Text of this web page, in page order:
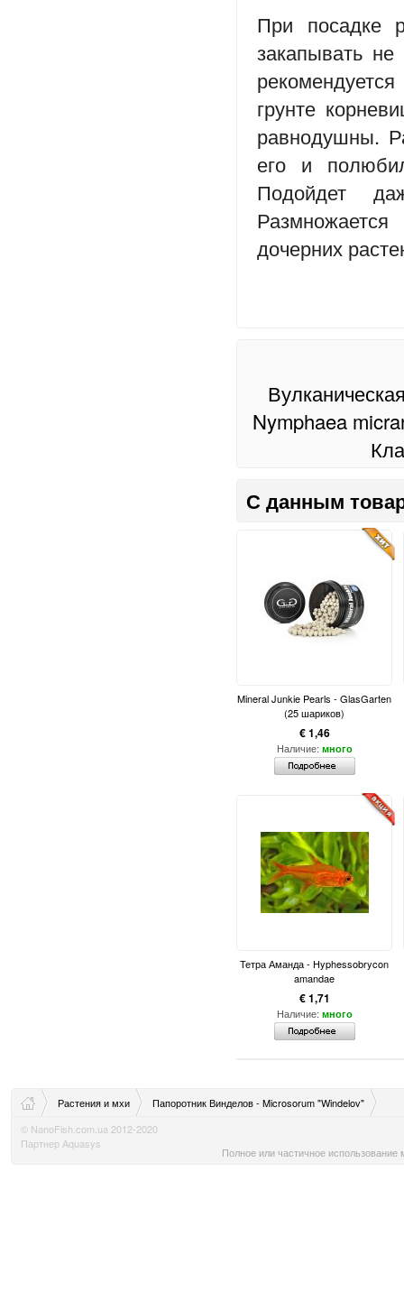
При посадке
закапывать
грунте
равнодушны.
его и
Подойдет
дочерних
Nymphaea
С данным
Mineral Junkie Pearls - GlasGarten
(25 шариков)
€ 1,46
Наличие: много
Тетра Аманда - Hyphessobrycon
amandae
€ 1,71
Наличие: много
Растения и мхи
Папоротник Винделов - Microsorum "Windelov"
© NanoFish.com.ua 2012-2020
Партнер Aquasys
Полное или частичное